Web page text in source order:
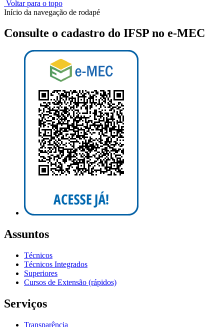
Voltar para o topo
Início da navegação de rodapé
Consulte o cadastro do IFSP no e-MEC
Assuntos
Técnicos
Técnicos Integrados
Superiores
Cursos de Extensão (rápidos)
Serviços
Transparência